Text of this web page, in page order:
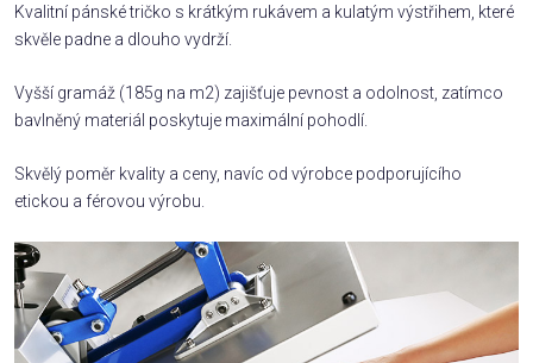
Kvalitní pánské tričko s krátkým rukávem a kulatým výstřihem, které
skvěle padne a dlouho vydrží.
Vyšší gramáž (185g na m2) zajišťuje pevnost a odolnost, zatímco
bavlněný materiál poskytuje maximální pohodlí.
Skvělý poměr kvality a ceny, navíc od výrobce podporujícího
etickou a férovou výrobu.